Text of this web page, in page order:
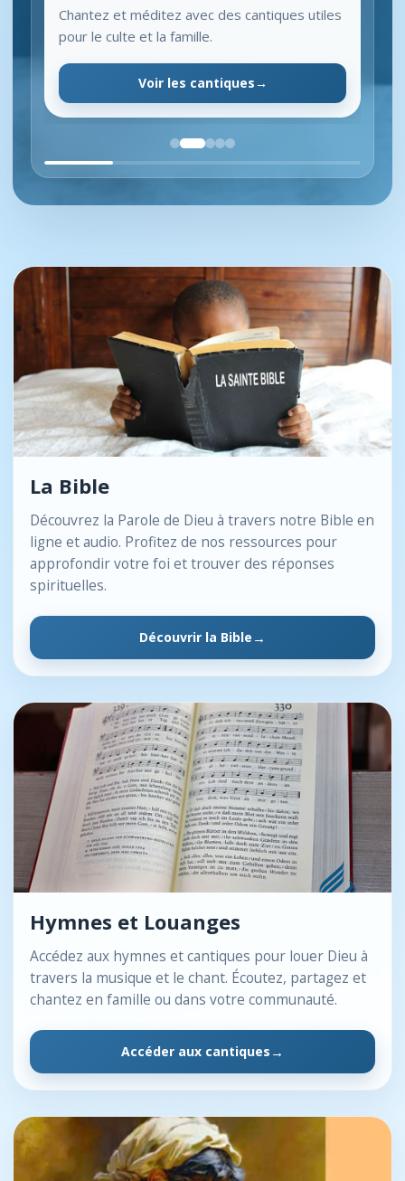
Chantez et méditez avec des cantiques utiles
pour le culte et la famille.
Voir les cantiques
La Bible
Découvrez la Parole de Dieu à travers notre Bible en
ligne et audio. Profitez de nos ressources pour
approfondir votre foi et trouver des réponses
spirituelles.
Découvrir la Bible
Hymnes et Louanges
Accédez aux hymnes et cantiques pour louer Dieu à
travers la musique et le chant. Écoutez, partagez et
chantez en famille ou dans votre communauté.
Accéder aux cantiques